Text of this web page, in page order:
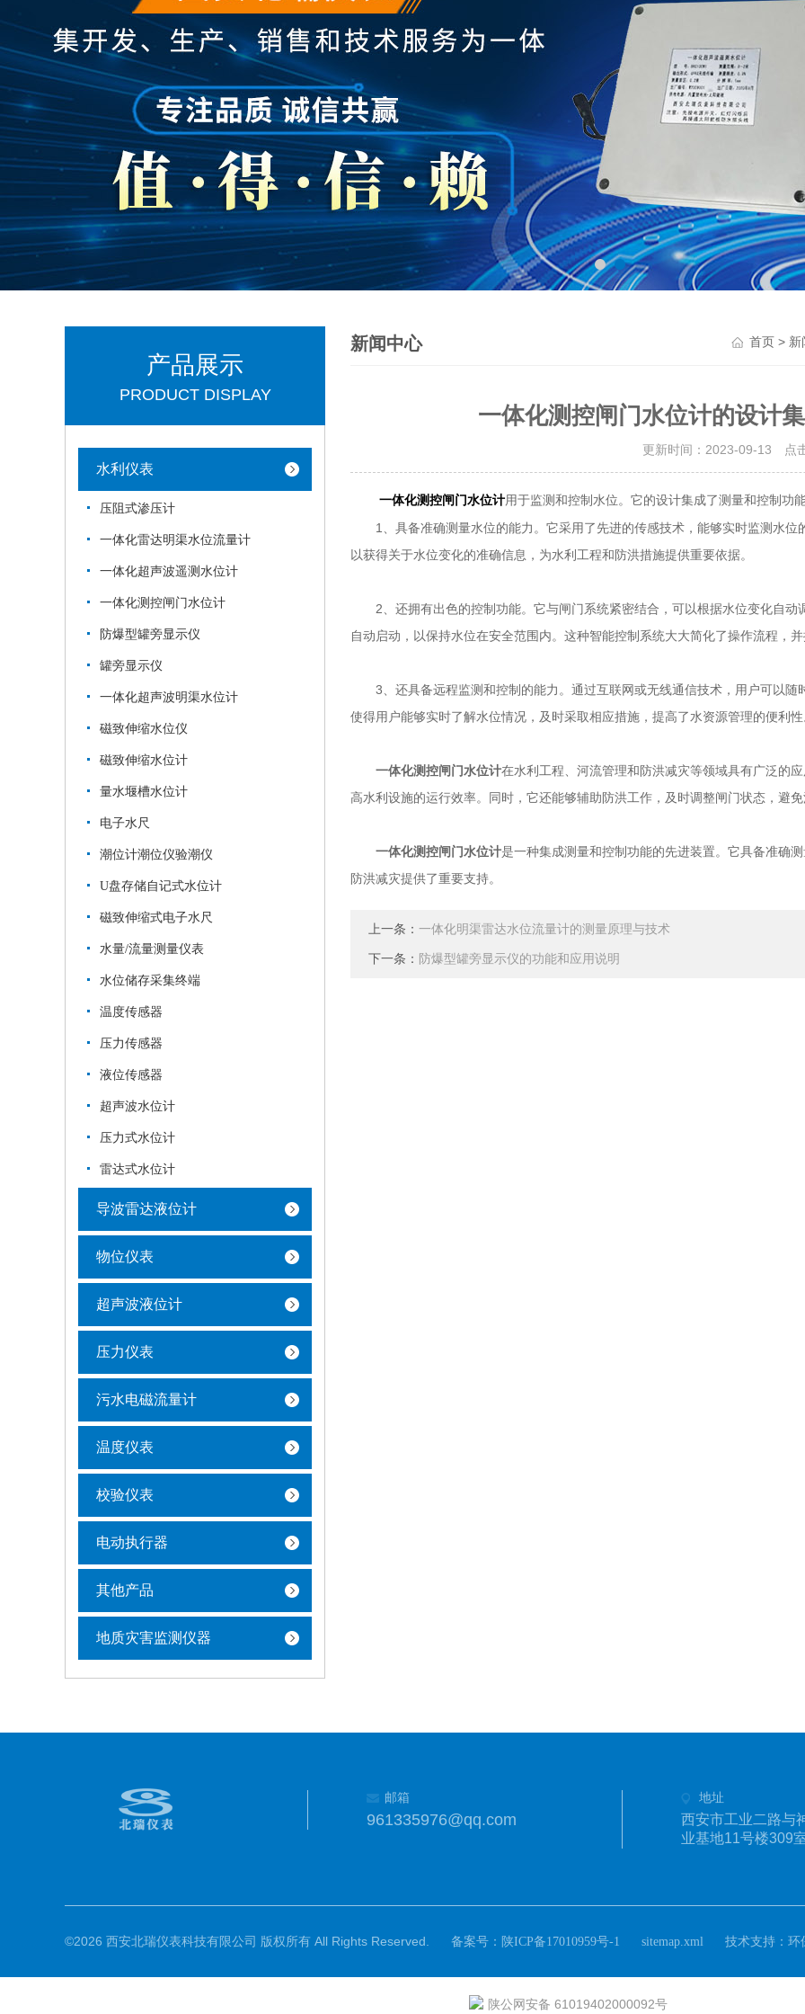
产品展示
PRODUCT DISPLAY
水利仪表
压阻式渗压计
一体化雷达明渠水位流量计
一体化超声波遥测水位计
一体化测控闸门水位计
防爆型罐旁显示仪
罐旁显示仪
一体化超声波明渠水位计
磁致伸缩水位仪
磁致伸缩水位计
量水堰槽水位计
电子水尺
潮位计潮位仪验潮仪
U盘存储自记式水位计
磁致伸缩式电子水尺
水量/流量测量仪表
水位储存采集终端
温度传感器
压力传感器
液位传感器
超声波水位计
压力式水位计
雷达式水位计
导波雷达液位计
物位仪表
超声波液位计
压力仪表
污水电磁流量计
温度仪表
校验仪表
电动执行器
其他产品
地质灾害监测仪器
新闻中心 首页 > 新
一体化测控闸门水位计的设计
更新时间：2023-09-13 点
一体化测控闸门水位计用于监测和控制水位。它的设计集成了测量和控制功
1、具备准确测量水位的能力。它采用了先进的传感技术，能够实时监测水位
以获得关于水位变化的准确信息，为水利工程和防洪措施提供重要依据。
2、还拥有出色的控制功能。它与闸门系统紧密结合，可以根据水位变化自动
自动启动，以保持水位在安全范围内。这种智能控制系统大大简化了操作流程，
3、还具备远程监测和控制的能力。通过互联网或无线通信技术，用户可以随
使得用户能够实时了解水位情况，及时采取相应措施，提高了水资源管理的便利
一体化测控闸门水位计在水利工程、河流管理和防洪减灾等领域具有广泛的
高水利设施的运行效率。同时，它还能够辅助防洪工作，及时调整闸门状态，避
一体化测控闸门水位计是一种集成测量和控制功能的先进装置。它具备准确
防洪减灾提供了重要支持。
上一条： 一体化明渠雷达水位流量计的测量原理与技术
下一条： 防爆型罐旁显示仪的功能和应用说明
邮箱
961335976@qq.com
地址
西安市工业二路与
业基地11号楼309
©2026 西安北瑞仪表科技有限公司 版权所有 All Rights Reserved. 备案号： 陕ICP备17010959号-1 sitemap.xml 技术支持： 环
陕公网安备 61019402000092号